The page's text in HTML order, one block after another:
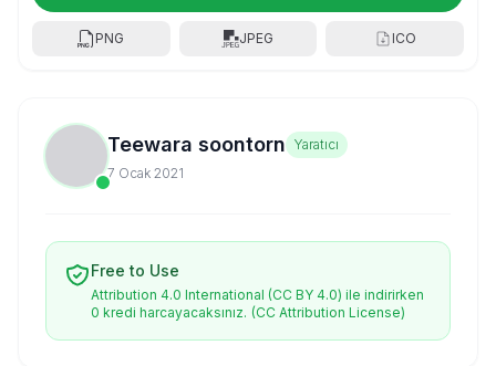
PNG JPEG ICO
Teewara soontorn Yaratıcı
7 Ocak 2021
Free to Use
Attribution 4.0 International (CC BY 4.0) ile indirirken
0 kredi harcayacaksınız. (CC Attribution License)